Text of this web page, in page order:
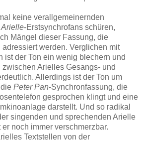
keine verallgemeinernden
Arielle-Erstsynchrofans schüren,
Mängel dieser Fassung, die
werden. Verglichen mit
ist der Ton ein wenig blechern und
zwischen Arielles Gesangs- und
Allerdings ist der Ton um
Peter Pan-Synchronfassung, die
gesprochen klingt und eine
darstellt. Und so radikal
singenden und sprechenden Arielle
noch immer verschmerzbar.
Textstellen von der